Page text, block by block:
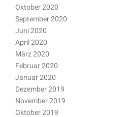
Oktober 2020
September 2020
Juni 2020
April 2020
März 2020
Februar 2020
Januar 2020
Dezember 2019
November 2019
Oktober 2019